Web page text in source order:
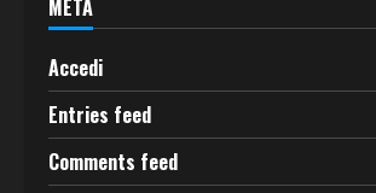
META
Accedi
Entries feed
Comments feed